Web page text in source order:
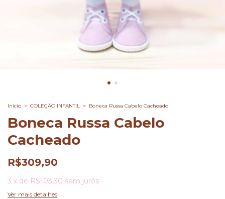
Início > COLEÇÃO INFANTIL > Boneca Russa Cabelo Cacheado
Boneca Russa Cabelo
Cacheado
R$309,90
3 x de R$103,30 sem juros
Ver mais detalhes